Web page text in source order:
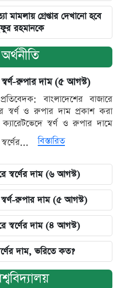
গ্রেপ্তার দেখানো হবে
রহমানকে
অর্থনীতি
রুপার দাম (৫ আগস্ট)
বাংলাদেশের বাজারে
ও রুপার দাম প্রকাশ করা
ক্যারেটভেদে স্বর্ণ ও রুপার দামে
বিস্তারিত
স্বর্ণের দাম (৬ আগস্ট)
রুপার দাম (৫ আগস্ট)
স্বর্ণের দাম (৪ আগস্ট)
দাম, ভরিতে কত?